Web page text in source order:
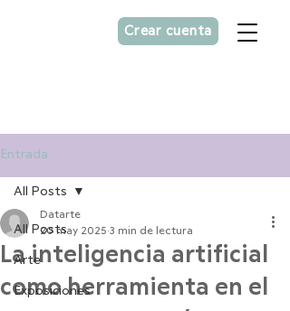
Crear cuenta
Entrada
All Posts
Arte
Exposiciones
All Posts
La inteligencia artificial
como herramienta en el
Datarte
20 may 2025 3 min de lectura